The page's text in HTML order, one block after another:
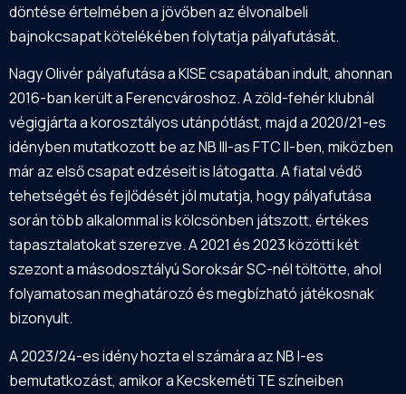
döntése értelmében a jövőben az élvonalbeli
bajnokcsapat kötelékében folytatja pályafutását.
Nagy Olivér pályafutása a KISE csapatában indult, ahonnan
2016-ban került a Ferencvároshoz. A zöld-fehér klubnál
végigjárta a korosztályos utánpótlást, majd a 2020/21-es
idényben mutatkozott be az NB III-as FTC II-ben, miközben
már az első csapat edzéseit is látogatta. A fiatal védő
tehetségét és fejlődését jól mutatja, hogy pályafutása
során több alkalommal is kölcsönben játszott, értékes
tapasztalatokat szerezve. A 2021 és 2023 közötti két
szezont a másodosztályú Soroksár SC-nél töltötte, ahol
folyamatosan meghatározó és megbízható játékosnak
bizonyult.
A 2023/24-es idény hozta el számára az NB I-es
bemutatkozást, amikor a Kecskeméti TE színeiben